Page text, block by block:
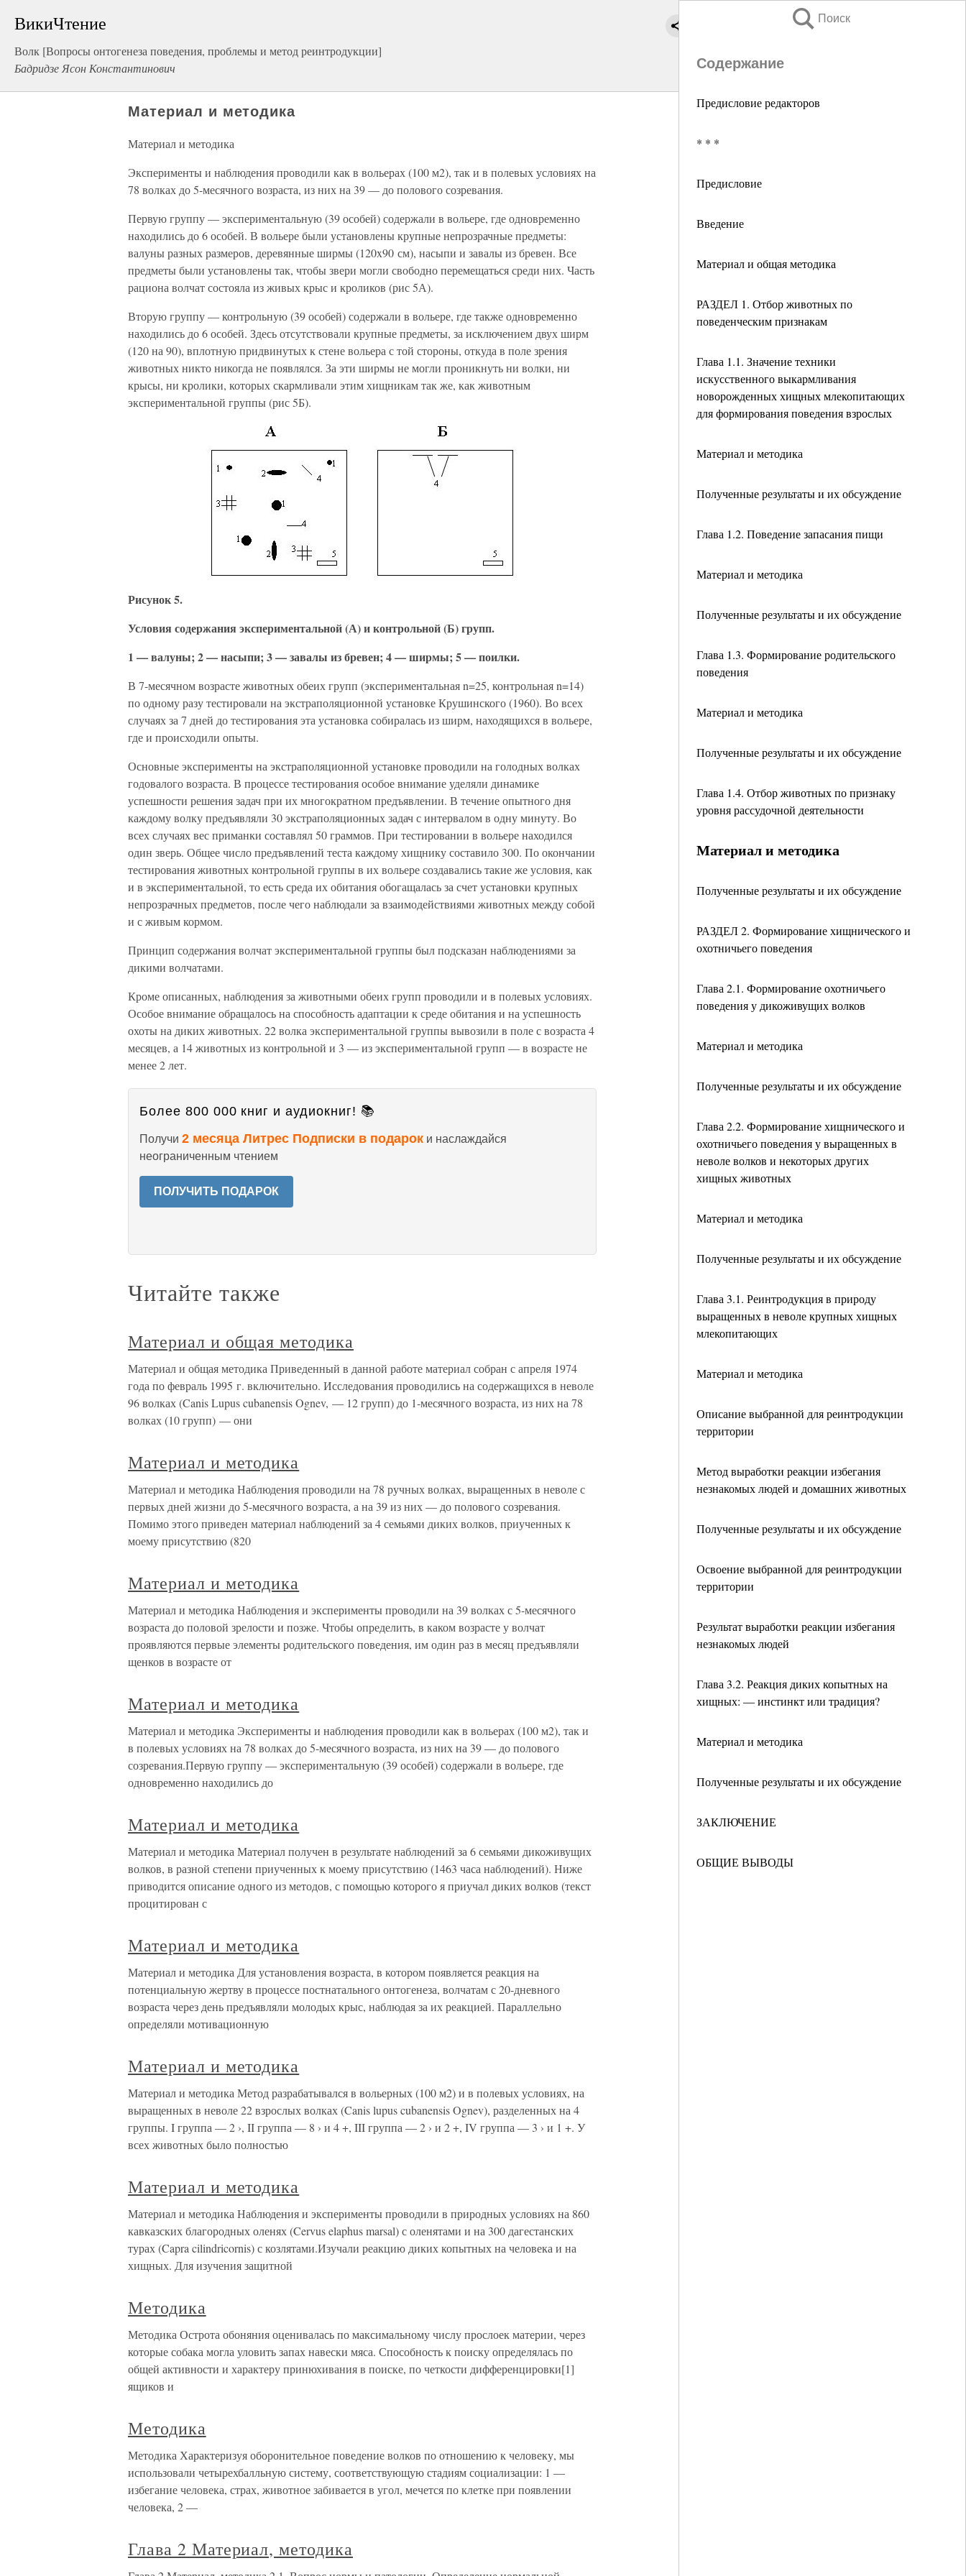
ВикиЧтение
Волк [Вопросы онтогенеза поведения, проблемы и метод реинтродукции]
Бадридзе Ясон Константинович
Поиск
Содержание
Предисловие редакторов
* * *
Предисловие
Введение
Материал и общая методика
РАЗДЕЛ 1. Отбор животных по
поведенческим признакам
Глава 1.1. Значение техники
искусственного выкармливания
новорожденных хищных млекопитающих
для формирования поведения взрослых
Материал и методика
Полученные результаты и их обсуждение
Глава 1.2. Поведение запасания пищи
Материал и методика
Полученные результаты и их обсуждение
Глава 1.3. Формирование родительского
поведения
Материал и методика
Полученные результаты и их обсуждение
Глава 1.4. Отбор животных по признаку
уровня рассудочной деятельности
Материал и методика
Полученные результаты и их обсуждение
РАЗДЕЛ 2. Формирование хищнического и
охотничьего поведения
Глава 2.1. Формирование охотничьего
поведения у дикоживущих волков
Материал и методика
Полученные результаты и их обсуждение
Глава 2.2. Формирование хищнического и
охотничьего поведения у выращенных в
неволе волков и некоторых других
хищных животных
Материал и методика
Полученные результаты и их обсуждение
Глава 3.1. Реинтродукция в природу
выращенных в неволе крупных хищных
млекопитающих
Материал и методика
Описание выбранной для реинтродукции
территории
Метод выработки реакции избегания
незнакомых людей и домашних животных
Полученные результаты и их обсуждение
Освоение выбранной для реинтродукции
территории
Результат выработки реакции избегания
незнакомых людей
Глава 3.2. Реакция диких копытных на
хищных: — инстинкт или традиция?
Материал и методика
Полученные результаты и их обсуждение
ЗАКЛЮЧЕНИЕ
ОБЩИЕ ВЫВОДЫ
Материал и методика
Материал и методика
Эксперименты и наблюдения проводили как в вольерах (100 м2), так и в полевых условиях на
78 волках до 5-месячного возраста, из них на 39 — до полового созревания.
Первую группу — экспериментальную (39 особей) содержали в вольере, где одновременно
находились до 6 особей. В вольере были установлены крупные непрозрачные предметы:
валуны разных размеров, деревянные ширмы (120x90 см), насыпи и завалы из бревен. Все
предметы были установлены так, чтобы звери могли свободно перемещаться среди них. Часть
рациона волчат состояла из живых крыс и кроликов (рис 5А).
Вторую группу — контрольную (39 особей) содержали в вольере, где также одновременно
находились до 6 особей. Здесь отсутствовали крупные предметы, за исключением двух ширм
(120 на 90), вплотную придвинутых к стене вольера с той стороны, откуда в поле зрения
животных никто никогда не появлялся. За эти ширмы не могли проникнуть ни волки, ни
крысы, ни кролики, которых скармливали этим хищникам так же, как животным
экспериментальной группы (рис 5Б).
Рисунок 5.
Условия содержания экспериментальной (А) и контрольной (Б) групп.
1 — валуны; 2 — насыпи; 3 — завалы из бревен; 4 — ширмы; 5 — поилки.
В 7-месячном возрасте животных обеих групп (экспериментальная n=25, контрольная n=14)
по одному разу тестировали на экстраполяционной установке Крушинского (1960). Во всех
случаях за 7 дней до тестирования эта установка собиралась из ширм, находящихся в вольере,
где и происходили опыты.
Основные эксперименты на экстраполяционной установке проводили на голодных волках
годовалого возраста. В процессе тестирования особое внимание уделяли динамике
успешности решения задач при их многократном предъявлении. В течение опытного дня
каждому волку предъявляли 30 экстраполяционных задач с интервалом в одну минуту. Во
всех случаях вес приманки составлял 50 граммов. При тестировании в вольере находился
один зверь. Общее число предъявлений теста каждому хищнику составило 300. По окончании
тестирования животных контрольной группы в их вольере создавались такие же условия, как
и в экспериментальной, то есть среда их обитания обогащалась за счет установки крупных
непрозрачных предметов, после чего наблюдали за взаимодействиями животных между собой
и с живым кормом.
Принцип содержания волчат экспериментальной группы был подсказан наблюдениями за
дикими волчатами.
Кроме описанных, наблюдения за животными обеих групп проводили и в полевых условиях.
Особое внимание обращалось на способность адаптации к среде обитания и на успешность
охоты на диких животных. 22 волка экспериментальной группы вывозили в поле с возраста 4
месяцев, а 14 животных из контрольной и 3 — из экспериментальной групп — в возрасте не
менее 2 лет.
Более 800 000 книг и аудиокниг! 📚
Получи 2 месяца Литрес Подписки в подарок и наслаждайся
неограниченным чтением
ПОЛУЧИТЬ ПОДАРОК
Читайте также
Материал и общая методика
Материал и общая методика Приведенный в данной работе материал собран с апреля 1974
года по февраль 1995 г. включительно. Исследования проводились на содержащихся в неволе
96 волках (Canis Lupus cubanensis Ognev, — 12 групп) до 1-месячного возраста, из них на 78
волках (10 групп) — они
Материал и методика
Материал и методика Наблюдения проводили на 78 ручных волках, выращенных в неволе с
первых дней жизни до 5-месячного возраста, а на 39 из них — до полового созревания.
Помимо этого приведен материал наблюдений за 4 семьями диких волков, приученных к
моему присутствию (820
Материал и методика
Материал и методика Наблюдения и эксперименты проводили на 39 волках с 5-месячного
возраста до половой зрелости и позже. Чтобы определить, в каком возрасте у волчат
проявляются первые элементы родительского поведения, им один раз в месяц предъявляли
щенков в возрасте от
Материал и методика
Материал и методика Эксперименты и наблюдения проводили как в вольерах (100 м2), так и
в полевых условиях на 78 волках до 5-месячного возраста, из них на 39 — до полового
созревания.Первую группу — экспериментальную (39 особей) содержали в вольере, где
одновременно находились до
Материал и методика
Материал и методика Материал получен в результате наблюдений за 6 семьями дикоживущих
волков, в разной степени приученных к моему присутствию (1463 часа наблюдений). Ниже
приводится описание одного из методов, с помощью которого я приучал диких волков (текст
процитирован с
Материал и методика
Материал и методика Для установления возраста, в котором появляется реакция на
потенциальную жертву в процессе постнатального онтогенеза, волчатам с 20-дневного
возраста через день предъявляли молодых крыс, наблюдая за их реакцией. Параллельно
определяли мотивационную
Материал и методика
Материал и методика Метод разрабатывался в вольерных (100 м2) и в полевых условиях, на
выращенных в неволе 22 взрослых волках (Canis lupus cubanensis Ognev), разделенных на 4
группы. I группа — 2 ›, II группа — 8 › и 4 +, III группа — 2 › и 2 +, IV группа — 3 › и 1 +. У
всех животных было полностью
Материал и методика
Материал и методика Наблюдения и эксперименты проводили в природных условиях на 860
кавказских благородных оленях (Cervus elaphus marsal) с оленятами и на 300 дагестанских
турах (Capra cilindricornis) с козлятами.Изучали реакцию диких копытных на человека и на
хищных. Для изучения защитной
Методика
Методика Острота обоняния оценивалась по максимальному числу прослоек материи, через
которые собака могла уловить запах навески мяса. Способность к поиску определялась по
общей активности и характеру принюхивания в поиске, по четкости дифференцировки[1]
ящиков и
Методика
Методика Характеризуя оборонительное поведение волков по отношению к человеку, мы
использовали четырехбалльную систему, соответствующую стадиям социализации: 1 —
избегание человека, страх, животное забивается в угол, мечется по клетке при появлении
человека, 2 —
Глава 2 Материал, методика